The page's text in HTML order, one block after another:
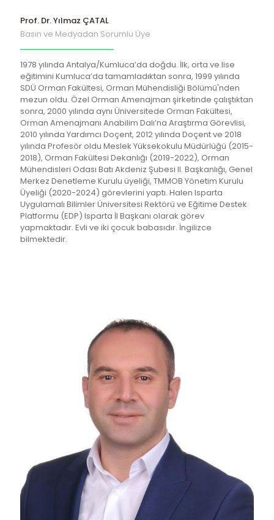
Prof. Dr. Yılmaz ÇATAL
Basın ve Medyadan Sorumlu Üye
1978 yılında Antalya/Kumluca’da doğdu. İlk, orta ve lise
eğitimini Kumluca’da tamamladıktan sonra, 1999 yılında
SDÜ Orman Fakültesi, Orman Mühendisliği Bölümü'nden
mezun oldu. Özel Orman Amenajman şirketinde çalıştıktan
sonra, 2000 yılında aynı Üniversitede Orman Fakültesi,
Orman Amenajmanı Anabilim Dalı’na Araştırma Görevlisi,
2010 yılında Yardımcı Doçent, 2012 yılında Doçent ve 2018
yılında Profesör oldu Meslek Yüksekokulu Müdürlüğü (2015-
2018), Orman Fakültesi Dekanlığı (2019-2022), Orman
Mühendisleri Odası Batı Akdeniz Şubesi II. Başkanlığı, Genel
Merkez Denetleme Kurulu üyeliği, TMMOB Yönetim Kurulu
Üyeliği (2020-2024) görevlerini yaptı. Halen Isparta
Uygulamalı Bilimler Üniversitesi Rektörü ve Eğitime Destek
Platformu (EDP) Isparta İl Başkanı olarak görev
yapmaktadır. Evli ve iki çocuk babasıdır. İngilizce
bilmektedir.